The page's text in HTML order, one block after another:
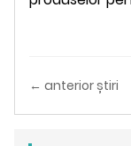
← anterior știri